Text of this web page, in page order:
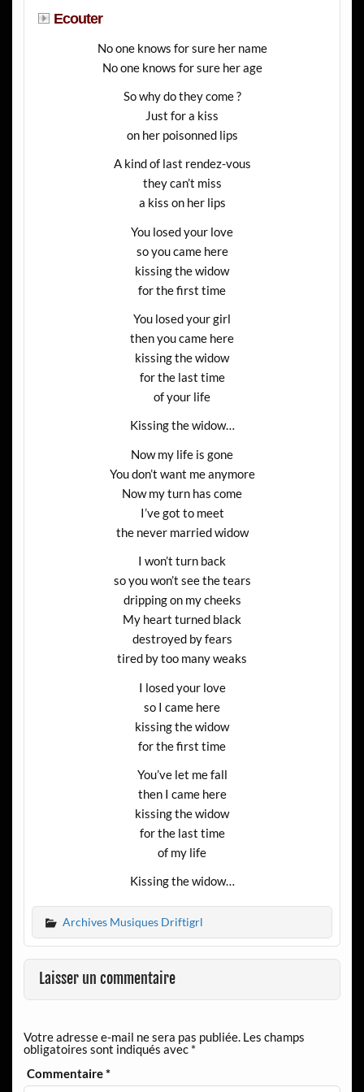
Ecouter
No one knows for sure her name
No one knows for sure her age
So why do they come ?
Just for a kiss
on her poisonned lips
A kind of last rendez-vous
they can’t miss
a kiss on her lips
You losed your love
so you came here
kissing the widow
for the first time
You losed your girl
then you came here
kissing the widow
for the last time
of your life
Kissing the widow…
Now my life is gone
You don’t want me anymore
Now my turn has come
I’ve got to meet
the never married widow
I won’t turn back
so you won’t see the tears
dripping on my cheeks
My heart turned black
destroyed by fears
tired by too many weaks
I losed your love
so I came here
kissing the widow
for the first time
You’ve let me fall
then I came here
kissing the widow
for the last time
of my life
Kissing the widow…
Archives Musiques Driftigrl
Laisser un commentaire
Votre adresse e-mail ne sera pas publiée. Les champs
obligatoires sont indiqués avec *
Commentaire*